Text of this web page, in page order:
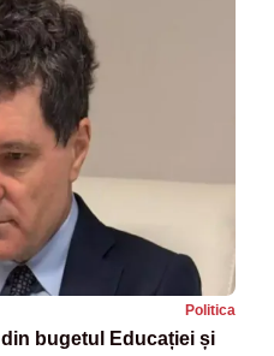
Politica
bugetul Educației și